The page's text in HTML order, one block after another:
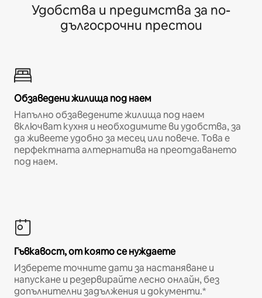
Удобства и предимства за по-
дългосрочни престои
Обзаведени жилища под наем
Напълно обзаведените жилища под наем
включват кухня и необходимите ви удобства, за
да живеете удобно за месец или повече. Това е
перфектната алтернатива на преотдаването
под наем.
Гъвкавост, от която се нуждаете
Изберете точните дати за настаняване и
напускане и резервирайте лесно онлайн, без
допълнителни задължения и документи.*